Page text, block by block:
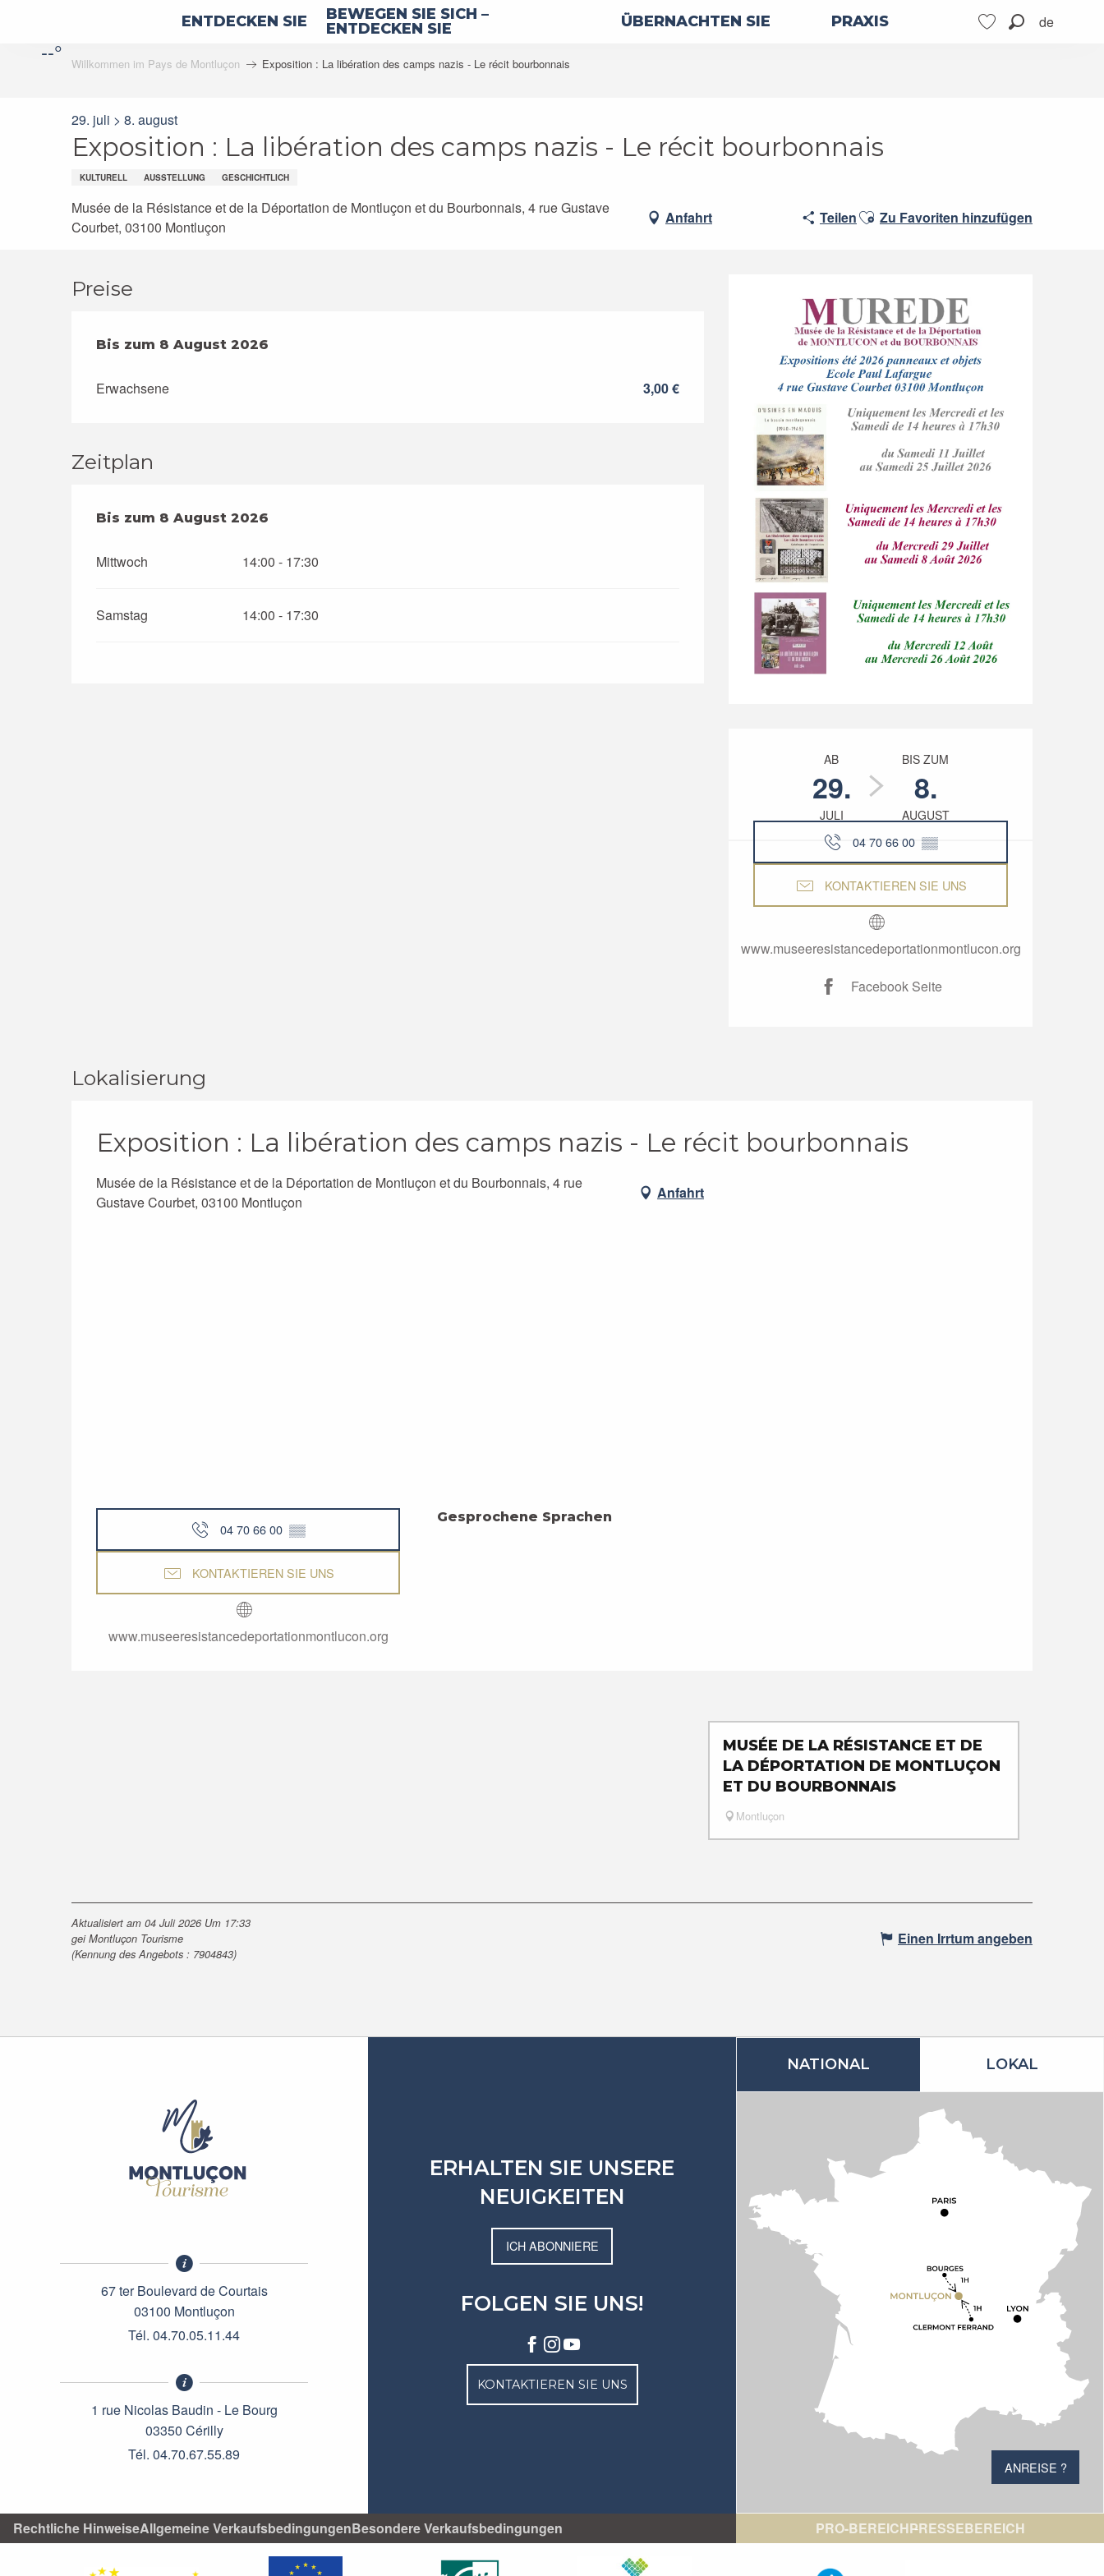
contenu
de
--°
ENTDECKEN SIE
BEWEGEN SIE SICH –
ENTDECKEN SIE
ÜBERNACHTEN SIE PRAXIS
Willkommen im Pays de Montluçon Exposition : La libération des camps nazis - Le récit bourbonnais
29. juli > 8. august
Exposition : La libération des camps nazis - Le récit bourbonnais
KULTURELL AUSSTELLUNG GESCHICHTLICH
Musée de la Résistance et de la Déportation de Montluçon et du Bourbonnais, 4 rue Gustave
Courbet, 03100 Montluçon
Anfahrt TeilenAjouter aux favoris
Zu Favoriten hinzufügen
Öffnungszeiten &
AB
29.
JULI
BIS ZUM
8.
AUGUST
04 70 66 00 ▒▒
KONTAKTIEREN SIE UNS
www.museeresistancedeportationmontlucon.org
Facebook Seite
Preise
ab29 Juli 2026bis zum
Bis zum 8 August 2026
Erwachsene 3,00 €
Zeitplan
vom29 Juli 2026bis zum
Bis zum 8 August 2026
Mittwoch 14:00 - 17:30
Samstag 14:00 - 17:30
Lokalisierung
Exposition : La libération des camps nazis - Le récit bourbonnais
Musée de la Résistance et de la Déportation de Montluçon et du Bourbonnais, 4 rue
Gustave Courbet, 03100 Montluçon
Anfahrt
04 70 66 00 ▒▒
KONTAKTIEREN SIE UNS
www.museeresistancedeportationmontlucon.org
Gesprochene Sprachen
Gesprochene Sprachen
MUSÉE DE LA RÉSISTANCE ET DE
LA DÉPORTATION DE MONTLUÇON
ET DU BOURBONNAIS
Montluçon
Aktualisiert am 04 Juli 2026 Um 17:33
gei Montluçon Tourisme
(Kennung des Angebots : 7904843)
Einen Irrtum angeben
67 ter Boulevard de Courtais
03100 Montluçon
Tél. 04.70.05.11.44
1 rue Nicolas Baudin - Le Bourg
03350 Cérilly
Tél. 04.70.67.55.89
ERHALTEN SIE UNSERE
NEUIGKEITEN
ICH ABONNIERE
FOLGEN SIE UNS!
KONTAKTIEREN SIE UNS
NATIONAL LOKAL
ANREISE ?
Rechtliche HinweiseAllgemeine VerkaufsbedingungenBesondere Verkaufsbedingungen PRO-BEREICHPRESSEBEREICH